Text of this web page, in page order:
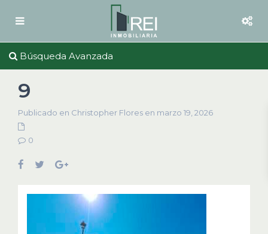
Búsqueda Avanzada
9
Publicado en Christopher Flores en marzo 19, 2026
0